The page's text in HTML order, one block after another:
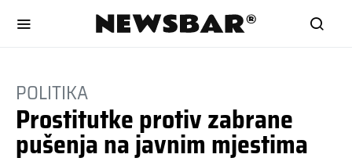
POLITIKA
Prostitutke protiv zabrane
pušenja na javnim mjestima